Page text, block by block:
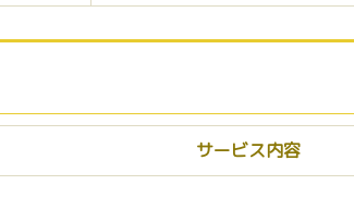
サービス内容